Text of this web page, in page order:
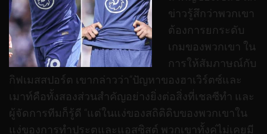
ข่าวรู้สึกว่าพวกเขา
ต้องการยกระดับ
เกมของพวกเขา ใน
การให้สัมภาษณ์กับ
กิฟเมสสปอร์ต เขากล่าวว่า“ปัญหาของฮาเวิร์ตซ์และ
เมาท์คือทั้งสองส่วนสำคัญอย่างยิ่งต่อสิ่งที่เชลซีทำ และ
ผู้จัดการทีมก็รู้ดี “แต่ในแง่ของสถิติดิบของพวกเขาใน
แง่ของการทำประตูและแอสซิสต์ พวกเขาทั้งคู่ไม่เคยมี